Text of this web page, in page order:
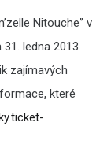
Nitouche” v
ledna 2013.
zajímavých
které